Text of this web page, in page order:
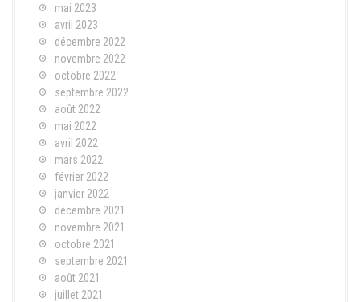
mai 2023
avril 2023
décembre 2022
novembre 2022
octobre 2022
septembre 2022
août 2022
mai 2022
avril 2022
mars 2022
février 2022
janvier 2022
décembre 2021
novembre 2021
octobre 2021
septembre 2021
août 2021
juillet 2021